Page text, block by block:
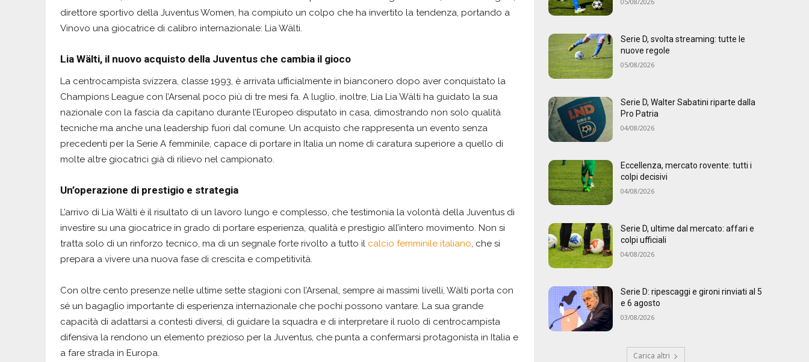
direttore sportivo della Juventus Women, ha compiuto un colpo che ha invertito la tendenza, portando a
Vinovo una giocatrice di calibro internazionale: Lia Wälti.
Lia Wälti, il nuovo acquisto della Juventus che cambia il gioco
La centrocampista svizzera, classe 1993, è arrivata ufficialmente in bianconero dopo aver conquistato la
Champions League con l’Arsenal poco più di tre mesi fa. A luglio, inoltre, Lia Lia Wälti ha guidato la sua
nazionale con la fascia da capitano durante l’Europeo disputato in casa, dimostrando non solo qualità
tecniche ma anche una leadership fuori dal comune. Un acquisto che rappresenta un evento senza
precedenti per la Serie A femminile, capace di portare in Italia un nome di caratura superiore a quello di
molte altre giocatrici già di rilievo nel campionato.
Un’operazione di prestigio e strategia
L’arrivo di Lia Wälti è il risultato di un lavoro lungo e complesso, che testimonia la volontà della Juventus di
investire su una giocatrice in grado di portare esperienza, qualità e prestigio all’intero movimento. Non si
tratta solo di un rinforzo tecnico, ma di un segnale forte rivolto a tutto il calcio femminile italiano , che si
prepara a vivere una nuova fase di crescita e competitività.
Con oltre cento presenze nelle ultime sette stagioni con l’Arsenal, sempre ai massimi livelli, Wälti porta con
sé un bagaglio importante di esperienza internazionale che pochi possono vantare. La sua grande
capacità di adattarsi a contesti diversi, di guidare la squadra e di interpretare il ruolo di centrocampista
difensiva la rendono un elemento prezioso per la Juventus, che punta a confermarsi protagonista in Italia e
a fare strada in Europa.
Serie D, svolta streaming: tutte le
nuove regole
05/08/2026
Serie D, Walter Sabatini riparte dalla
Pro Patria
04/08/2026
Eccellenza, mercato rovente: tutti i
colpi decisivi
04/08/2026
Serie D, ultime dal mercato: affari e
colpi ufficiali
04/08/2026
Serie D: ripescaggi e gironi rinviati al 5
e 6 agosto
03/08/2026
Carica altri